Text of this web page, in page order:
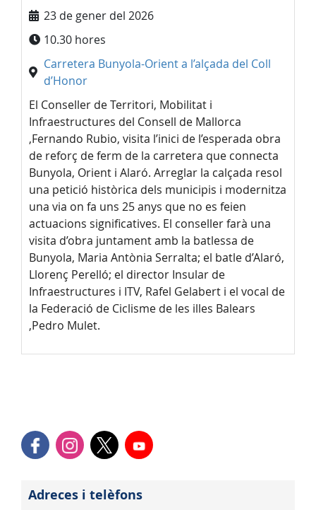
23 de gener del 2026
10.30 hores
Carretera Bunyola-Orient a l’alçada del Coll
d’Honor
El Conseller de Territori, Mobilitat i
Infraestructures del Consell de Mallorca
,Fernando Rubio, visita l’inici de l’esperada obra
de reforç de ferm de la carretera que connecta
Bunyola, Orient i Alaró. Arreglar la calçada resol
una petició històrica dels municipis i modernitza
una via on fa uns 25 anys que no es feien
actuacions significatives. El conseller farà una
visita d’obra juntament amb la batlessa de
Bunyola, Maria Antònia Serralta; el batle d’Alaró,
Llorenç Perelló; el director Insular de
Infraestructures i ITV, Rafel Gelabert i el vocal de
la Federació de Ciclisme de les illes Balears
,Pedro Mulet.
Adreces i telèfons